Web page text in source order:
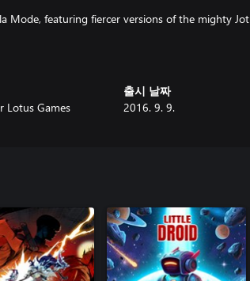
Mode, featuring fiercer versions of the mighty
Lotus Games
출시 날짜
2016. 9. 9.